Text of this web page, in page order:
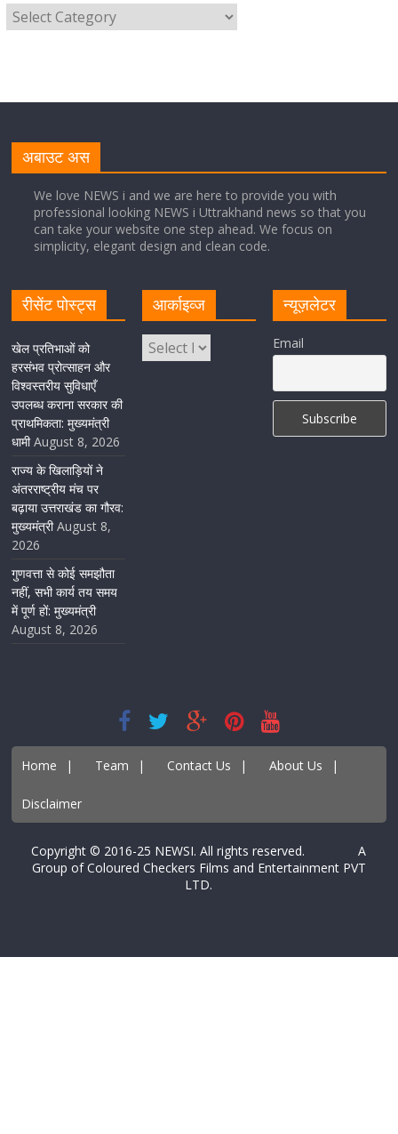
Cabinet Baithak: उत्तराखंड में श्रमिकों को हर महीने 7 तारीख
तक मिलेगी मजदूरी, ओवरटाइम पर मिलेगा दोगुना भुगतान
केंद्रीय रेल मंत्री ने मुख्यमंत्री के अनुरोध पर बनबसा रेलवे स्टेशन पर
अमृतसर–टनकपुर एक्सप्रेस के ठहराव को स्वीकृति
अबाउट अस
We love NEWS i and we are here to provide you with
professional looking NEWS i Uttrakhand news so that you
can take your website one step ahead. We focus on
simplicity, elegant design and clean code.
रीसेंट पोस्ट्स
खेल प्रतिभाओं को
हरसंभव प्रोत्साहन और
विश्वस्तरीय सुविधाएँ
उपलब्ध कराना सरकार की
प्राथमिकता: मुख्यमंत्री
धामी August 8, 2026
राज्य के खिलाड़ियों ने
अंतरराष्ट्रीय मंच पर
बढ़ाया उत्तराखंड का गौरव:
मुख्यमंत्री August 8,
2026
गुणवत्ता से कोई समझौता
नहीं, सभी कार्य तय समय
में पूर्ण हों: मुख्यमंत्री
August 8, 2026
आर्काइव्ज न्यूज़लेटर
Email
Home | Team | Contact Us | About Us |
Disclaimer
Copyright © 2016-25 NEWSI. All rights reserved. A
Group of Coloured Checkers Films and Entertainment PVT
LTD.